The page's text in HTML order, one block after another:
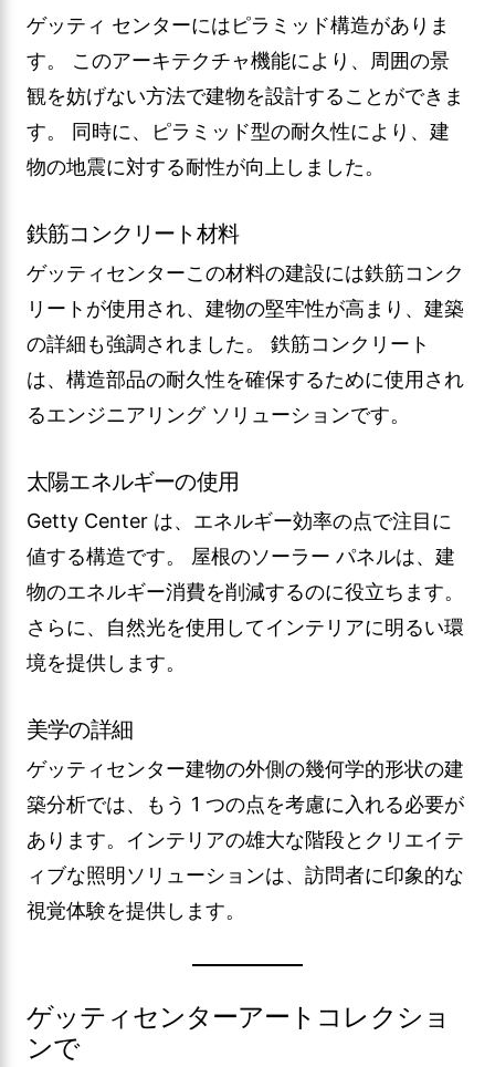
ゲッティ センターにはピラミッド構造がありま
す。 このアーキテクチャ機能により、周囲の景
観を妨げない方法で建物を設計することができま
す。 同時に、ピラミッド型の耐久性により、建
物の地震に対する耐性が向上しました。
鉄筋コンクリート材料
ゲッティセンターこの材料の建設には鉄筋コンク
リートが使用され、建物の堅牢性が高まり、建築
の詳細も強調されました。 鉄筋コンクリート
は、構造部品の耐久性を確保するために使用され
るエンジニアリング ソリューションです。
太陽エネルギーの使用
Getty Center は、エネルギー効率の点で注目に
値する構造です。 屋根のソーラー パネルは、建
物のエネルギー消費を削減するのに役立ちます。
さらに、自然光を使用してインテリアに明るい環
境を提供します。
美学の詳細
ゲッティセンター建物の外側の幾何学的形状の建
築分析では、もう 1 つの点を考慮に入れる必要が
あります。インテリアの雄大な階段とクリエイテ
ィブな照明ソリューションは、訪問者に印象的な
視覚体験を提供します。
ゲッティセンターアートコレクショ
ンで